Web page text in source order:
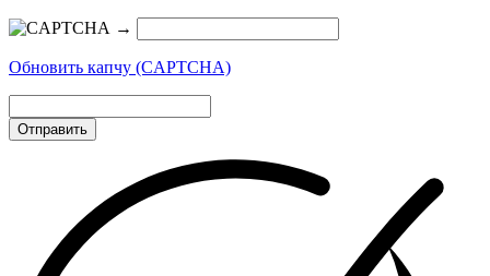
→
Обновить капчу (CAPTCHA)
Отправить